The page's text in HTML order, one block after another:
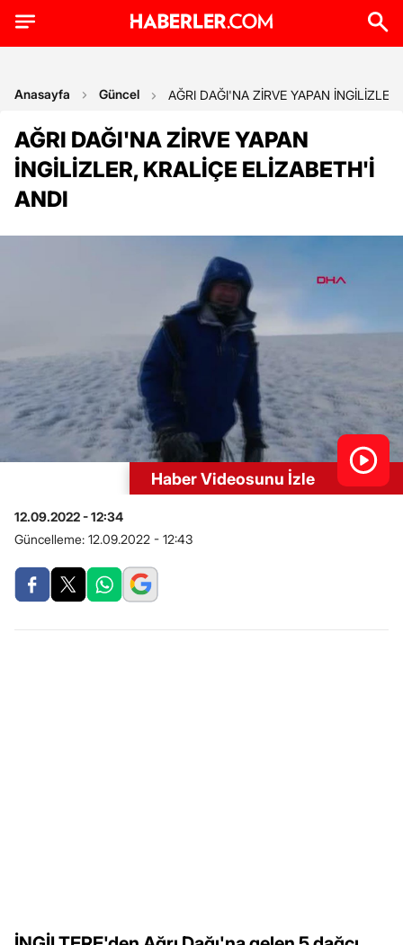
Anasayfa Güncel AĞRI DAĞI'NA ZİRVE YAPAN
AĞRI DAĞI'NA ZİRVE YAPAN
İNGİLİZLER, KRALİÇE ELİZABETH'İ
ANDI
Haber Videosunu İzle
12.09.2022 - 12:34
Güncelleme: 12.09.2022 - 12:43